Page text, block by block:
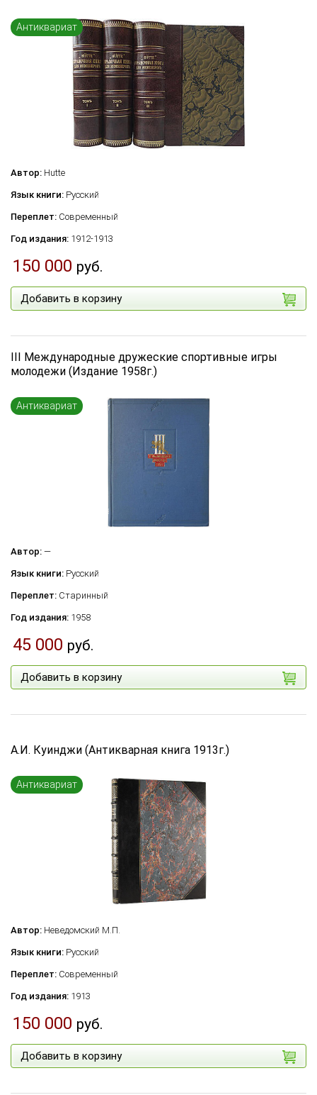
Антиквариат
Автор: Hutte
Язык книги: Русский
Переплет: Современный
Год издания: 1912-1913
150 000 руб.
Добавить в корзину
III Международные дружеские спортивные игры
молодежи (Издание 1958г.)
Антиквариат
Автор: —
Язык книги: Русский
Переплет: Старинный
Год издания: 1958
45 000 руб.
Добавить в корзину
А.И. Куинджи (Антикварная книга 1913г.)
Антиквариат
Автор: Неведомский М.П.
Язык книги: Русский
Переплет: Современный
Год издания: 1913
150 000 руб.
Добавить в корзину